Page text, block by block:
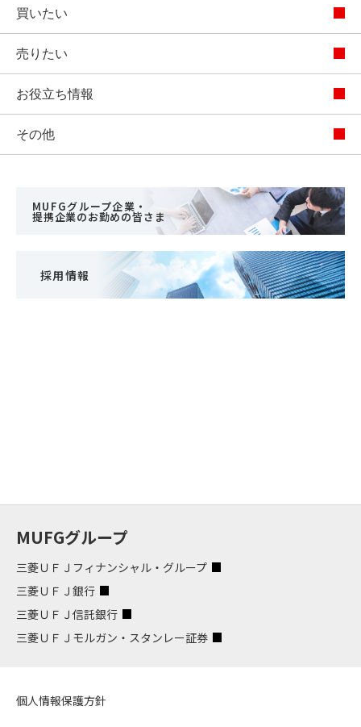
買いたい
売りたい
お役立ち情報
その他
MUFGグループ企業・
提携企業のお勤めの皆さま
採用情報
MUFGグループ
三菱ＵＦＪフィナンシャル・グループ
三菱ＵＦＪ銀行
三菱ＵＦＪ信託銀行
三菱ＵＦＪモルガン・スタンレー証券
個人情報保護方針